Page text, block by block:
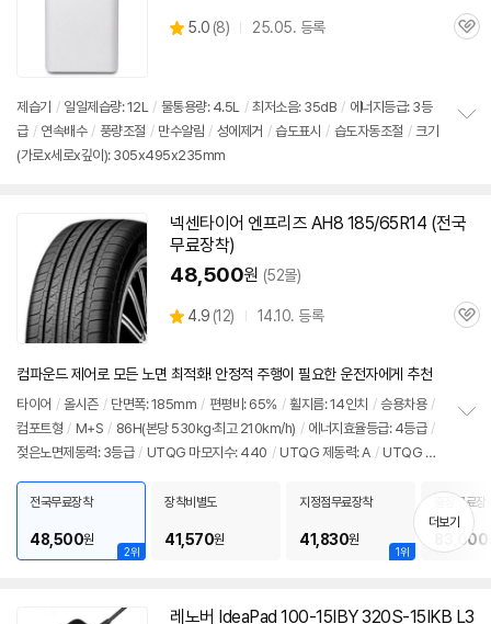
별
5.0 (상
뷰
8) 25.05. 등록
관
제습기 / 일일제습량: 12L / 물통용량: 4.5L / 최저소음: 35dB / 에너지등급: 3등
급 / 연속배수 / 풍량조절 / 만수알림 / 성에제거 / 습도표시 / 습도자동조절 / 크기
(가로x세로x깊이): 305x495x235mm
넥센타이어 엔프리즈 AH8 185/65R14 (전국
무료장착)
48,500원 (52몰)
별
4.9 (상
12) 14.10. 등록
관
컴파운드 제어로 모든 노면 최적화! 안정적 주행이 필요한 운전자에게 추천
타이어 / 올시즌 / 단면폭: 185mm / 편평비: 65% / 휠지름: 14인치 / 승용차용 /
컴포트형 / M+S / 86H(본당 530kg·최고 210km/h) / 에너지효율등급: 4등급 /
젖은노면제동력: 3등급 / UTQG 마모지수: 440 / UTQG 제동력: A / UTQG 내
치
기
2위
전국무료장착
48,500원
장착비별도
41,570원
1위
지정점무료장착
41,830원
출장무료장
83,000
더보기
레노버 IdeaPad 100-15IBY 320S-15IKB L3